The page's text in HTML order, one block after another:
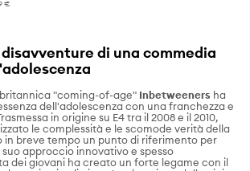
€
di una commedia
"coming-of-age" Inbetweeners ha
dell'adolescenza con una franchezza e
in origine su E4 tra il 2008 e il 2010,
le complessità e le scomode verità della
in breve tempo un punto di riferimento per
approccio innovativo e spesso
dei giovani ha creato un forte legame con il